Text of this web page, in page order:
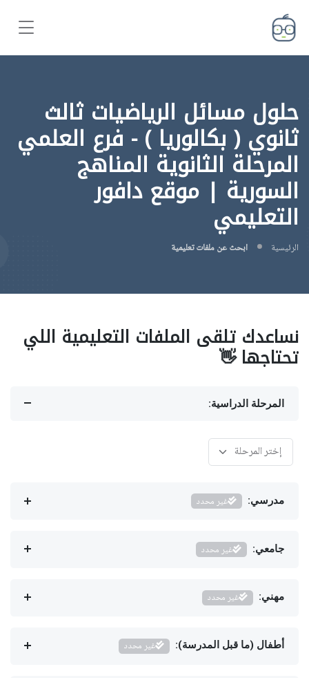
حلول مسائل الرياضيات ثالث
ثانوي ( بكالوريا ) - فرع العلمي
المرحلة الثانوية المناهج
السورية | موقع دافور
التعليمي
الرئيسية ابحث عن ملفات تعليمية
نساعدك تلقى الملفات التعليمية اللي
تحتاجها 👋
المرحلة الدراسية:
مدرسي: غير محدد
جامعي: غير محدد
مهني: غير محدد
أطفال (ما قبل المدرسة): غير محدد